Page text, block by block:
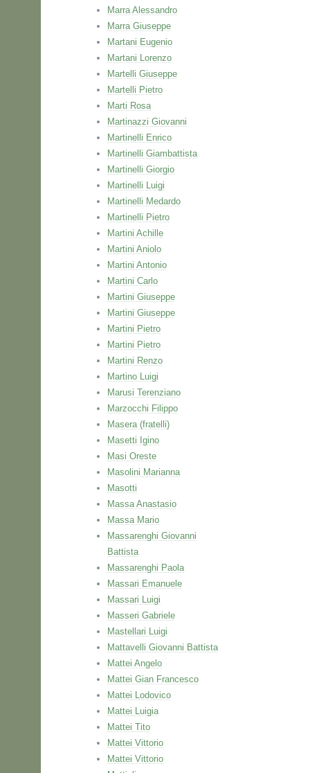
Marra Alessandro
Marra Giuseppe
Martani Eugenio
Martani Lorenzo
Martelli Giuseppe
Martelli Pietro
Marti Rosa
Martinazzi Giovanni
Martinelli Enrico
Martinelli Giambattista
Martinelli Giorgio
Martinelli Luigi
Martinelli Medardo
Martinelli Pietro
Martini Achille
Martini Aniolo
Martini Antonio
Martini Carlo
Martini Giuseppe
Martini Giuseppe
Martini Pietro
Martini Pietro
Martini Renzo
Martino Luigi
Marusi Terenziano
Marzocchi Filippo
Masera (fratelli)
Masetti Igino
Masi Oreste
Masolini Marianna
Masotti
Massa Anastasio
Massa Mario
Massarenghi Giovanni
Battista
Massarenghi Paola
Massari Emanuele
Massari Luigi
Masseri Gabriele
Mastellari Luigi
Mattavelli Giovanni Battista
Mattei Angelo
Mattei Gian Francesco
Mattei Lodovico
Mattei Luigia
Mattei Tito
Mattei Vittorio
Mattei Vittorio